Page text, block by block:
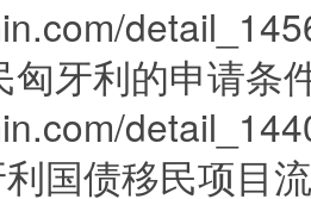
匈牙利的申请条
国债移民项目